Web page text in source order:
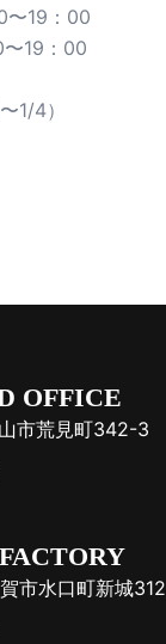
〜19：00
19：00
1/4）
OFFICE
市荒見町342-3
市水口町新城312